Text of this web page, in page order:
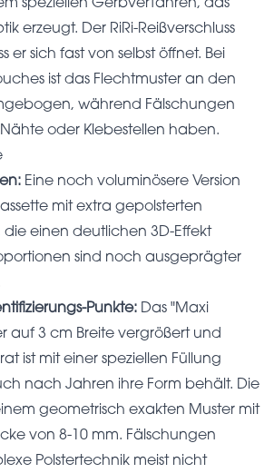
speziellen Gerbverfahren, das
erzeugt. Der RiRi-Reißverschluss
er sich fast von selbst öffnet. Bei
ist das Flechtmuster an den
während Fälschungen
oder Klebestellen haben.
Eine noch voluminösere Version
mit extra gepolsterten
einen deutlichen 3D-Effekt
sind noch ausgeprägter
Punkte: Das "Maxi
auf 3 cm Breite vergrößert und
ist mit einer speziellen Füllung
nach Jahren ihre Form behält. Die
geometrisch exakten Muster mit
von 8-10 mm. Fälschungen
Polstertechnik meist nicht